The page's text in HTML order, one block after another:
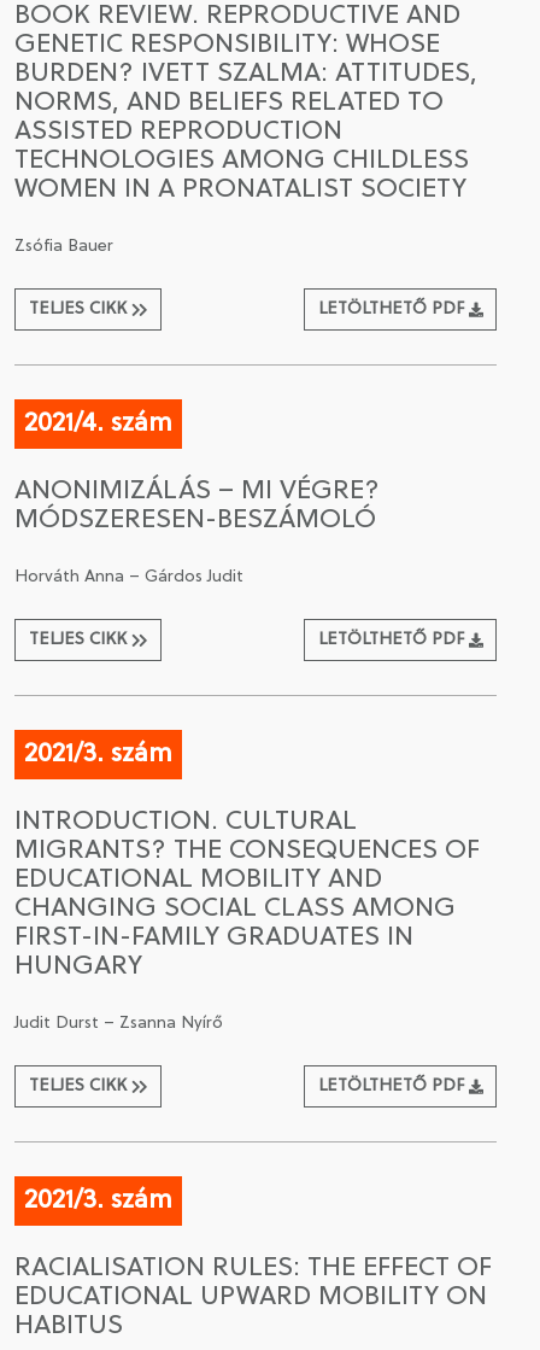
BOOK REVIEW. REPRODUCTIVE AND
GENETIC RESPONSIBILITY: WHOSE
BURDEN? IVETT SZALMA: ATTITUDES,
NORMS, AND BELIEFS RELATED TO
ASSISTED REPRODUCTION
TECHNOLOGIES AMONG CHILDLESS
WOMEN IN A PRONATALIST SOCIETY
Zsófia Bauer
TELJES CIKK LETÖLTHETŐ PDF
2021/4. szám
ANONIMIZÁLÁS – MI VÉGRE?
MÓDSZERESEN-BESZÁMOLÓ
Horváth Anna – Gárdos Judit
TELJES CIKK LETÖLTHETŐ PDF
2021/3. szám
INTRODUCTION. CULTURAL
MIGRANTS? THE CONSEQUENCES OF
EDUCATIONAL MOBILITY AND
CHANGING SOCIAL CLASS AMONG
FIRST-IN-FAMILY GRADUATES IN
HUNGARY
Judit Durst – Zsanna Nyírő
TELJES CIKK LETÖLTHETŐ PDF
2021/3. szám
RACIALISATION RULES: THE EFFECT OF
EDUCATIONAL UPWARD MOBILITY ON
HABITUS